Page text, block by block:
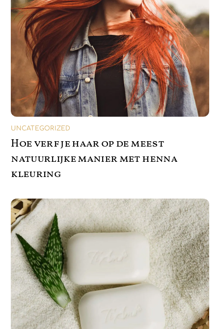
UNCATEGORIZED
Hoe verf je haar op de meest
natuurlijke manier met henna
kleuring